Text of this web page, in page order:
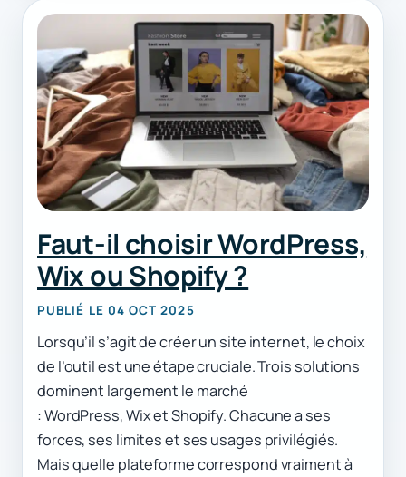
Faut-il choisir WordPress,
Wix ou Shopify ?
PUBLIÉ LE 04 OCT 2025
Lorsqu’il s’agit de créer un site internet, le choix
de l’outil est une étape cruciale. Trois solutions
dominent largement le marché
: WordPress, Wix et Shopify. Chacune a ses
forces, ses limites et ses usages privilégiés.
Mais quelle plateforme correspond vraiment à